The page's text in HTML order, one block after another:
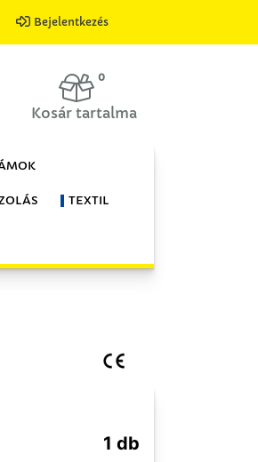
Bejelentkezés
0
Kosár tartalma
TEXTIL
1 db